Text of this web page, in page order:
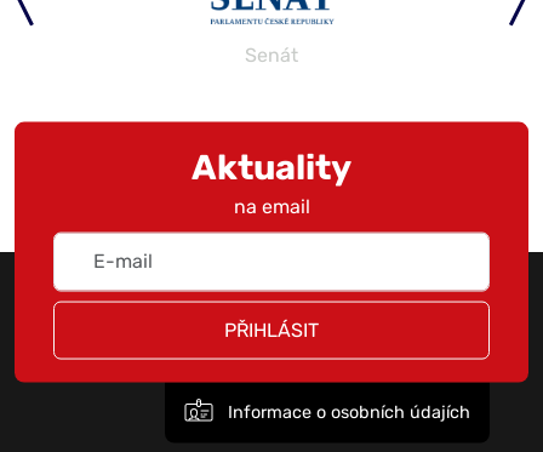
Senát
Aktuality
na email
PŘIHLÁSIT
Informace o osobních údajích